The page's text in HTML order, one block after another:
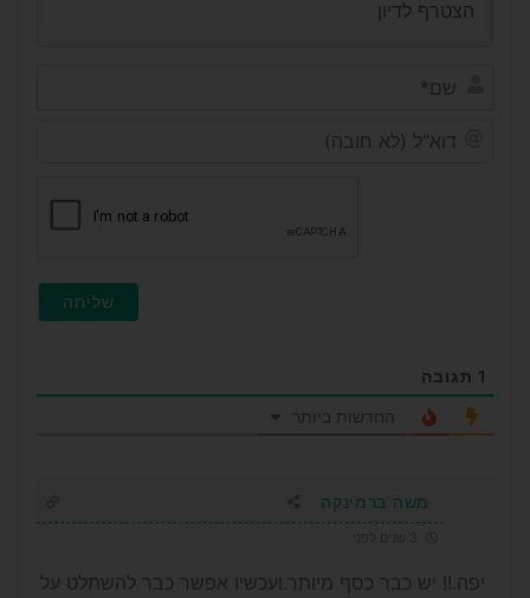
תגובה
החדשות ביותר
משה ברמינקה
יפה.!! יש כבר כסף מיותר.ועכשיו אפשר כבר להשתלט על